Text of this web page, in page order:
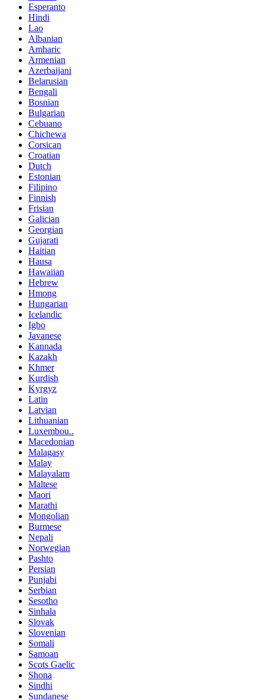
Esperanto
Hindi
Lao
Albanian
Amharic
Armenian
Azerbaijani
Belarusian
Bengali
Bosnian
Bulgarian
Cebuano
Chichewa
Corsican
Croatian
Dutch
Estonian
Filipino
Finnish
Frisian
Galician
Georgian
Gujarati
Haitian
Hausa
Hawaiian
Hebrew
Hmong
Hungarian
Icelandic
Igbo
Javanese
Kannada
Kazakh
Khmer
Kurdish
Kyrgyz
Latin
Latvian
Lithuanian
Luxembou..
Macedonian
Malagasy
Malay
Malayalam
Maltese
Maori
Marathi
Mongolian
Burmese
Nepali
Norwegian
Pashto
Persian
Punjabi
Serbian
Sesotho
Sinhala
Slovak
Slovenian
Somali
Samoan
Scots Gaelic
Shona
Sindhi
Sundanese